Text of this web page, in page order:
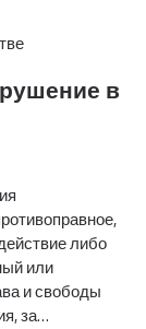
в
либо
или
и свободы
за…